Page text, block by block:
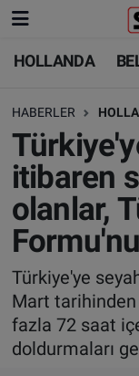
HOLLANDA
HABERLER
itibaren
olanlar,
Türkiye'ye
Mart
fazla 72 saat
doldurmaları
HOLLANDA
BELÇİKA
ALMANYA
FRANSA
AVUSTURYA
SAĞLIK -
BİLİM-
HOLLANDA
BELÇİKA
ALMANYA
TÜRKİYE
DÜNYA
BİLİM-
SAĞLIK
Nöbetçi
Hava
Trafik
Süper Lig
Tüm
Son Dakika
Haber Arşivi